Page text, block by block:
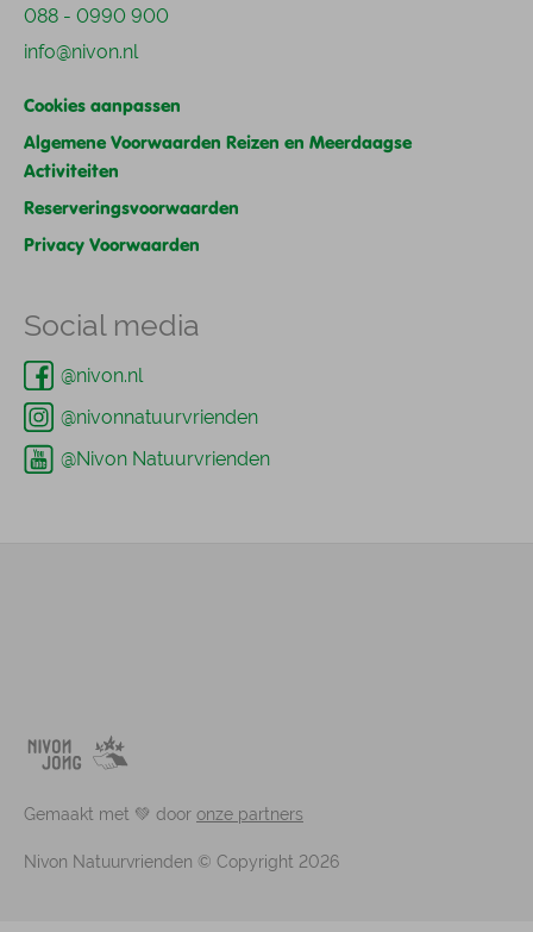
088 - 0990 900
info@nivon.nl
Cookies aanpassen
Algemene Voorwaarden Reizen en Meerdaagse
Activiteiten
Reserveringsvoorwaarden
Privacy Voorwaarden
Social media
@nivon.nl
@nivonnatuurvrienden
@Nivon Natuurvrienden
Nivon Natuurvrienden © Copyright 2026
Gemaakt met 💚 door onze partners